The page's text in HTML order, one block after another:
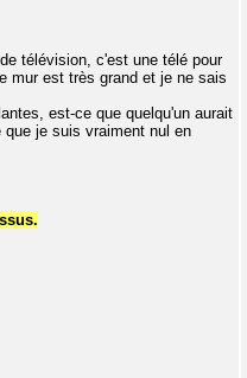
télévision, c'est une télé pour
mur est très grand et je ne sais
est-ce que quelqu'un aurait
je suis vraiment nul en